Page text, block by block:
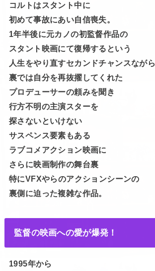
コルトはスタント中に
初めて事故にあい自信喪失。
1年半後に元カノの初監督作品の
スタント映画にて復帰するという
人生をやり直すセカンドチャンスながら
裏では自分を再抜擢してくれた
プロデューサーの頼みを聞き
行方不明の主演スターを
探さないといけない
サスペンス要素もある
ラブコメアクション映画に
さらに映画制作の舞台裏
特にVFXやらのアクションシーンの
裏側に迫った複雑な作品。
監督の映画への愛が爆発！
1995年から